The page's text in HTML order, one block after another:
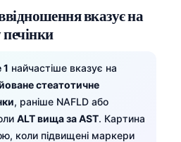
вказує на
1 найчастіше вказує на
стеатотичне
, раніше NAFLD або
ALT вища за AST. Картина
коли підвищені маркери